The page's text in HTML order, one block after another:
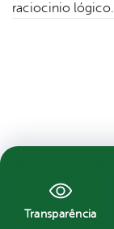
raciocinio lógico.
Transparência